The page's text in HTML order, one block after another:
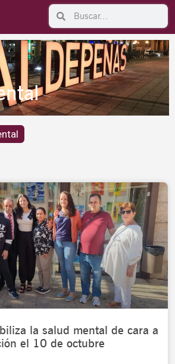
Search Search
la salud mental de cara a
el 10 de octubre